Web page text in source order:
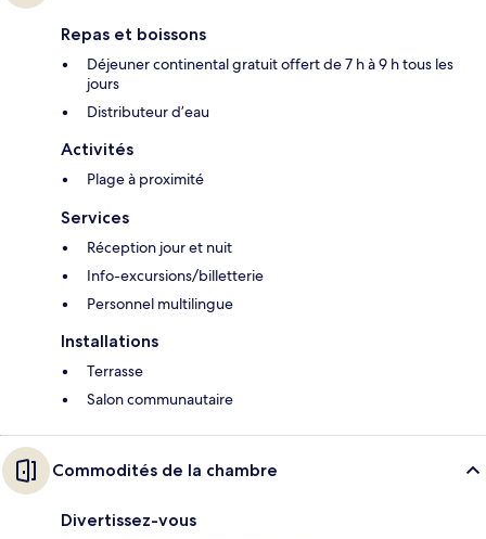
Repas et boissons
Déjeuner continental gratuit offert de 7 h à 9 h tous les
jours
Distributeur d’eau
Activités
Plage à proximité
Services
Réception jour et nuit
Info-excursions/billetterie
Personnel multilingue
Installations
Terrasse
Salon communautaire
Commodités de la chambre
Divertissez-vous